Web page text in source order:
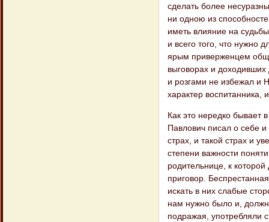
сделать более
ни одною из
иметь влияние на
и всего того, что нужно
ярым приверженцем
выговорах и
и розгами не избежал и
характер воспитанника,
Как это нередко бывает
Павлович писал о себе
страх, и такой страх и
степени важности
родительнице, к
приговор.
искать в них слабые
нам нужно было и,
подражая, употребляли